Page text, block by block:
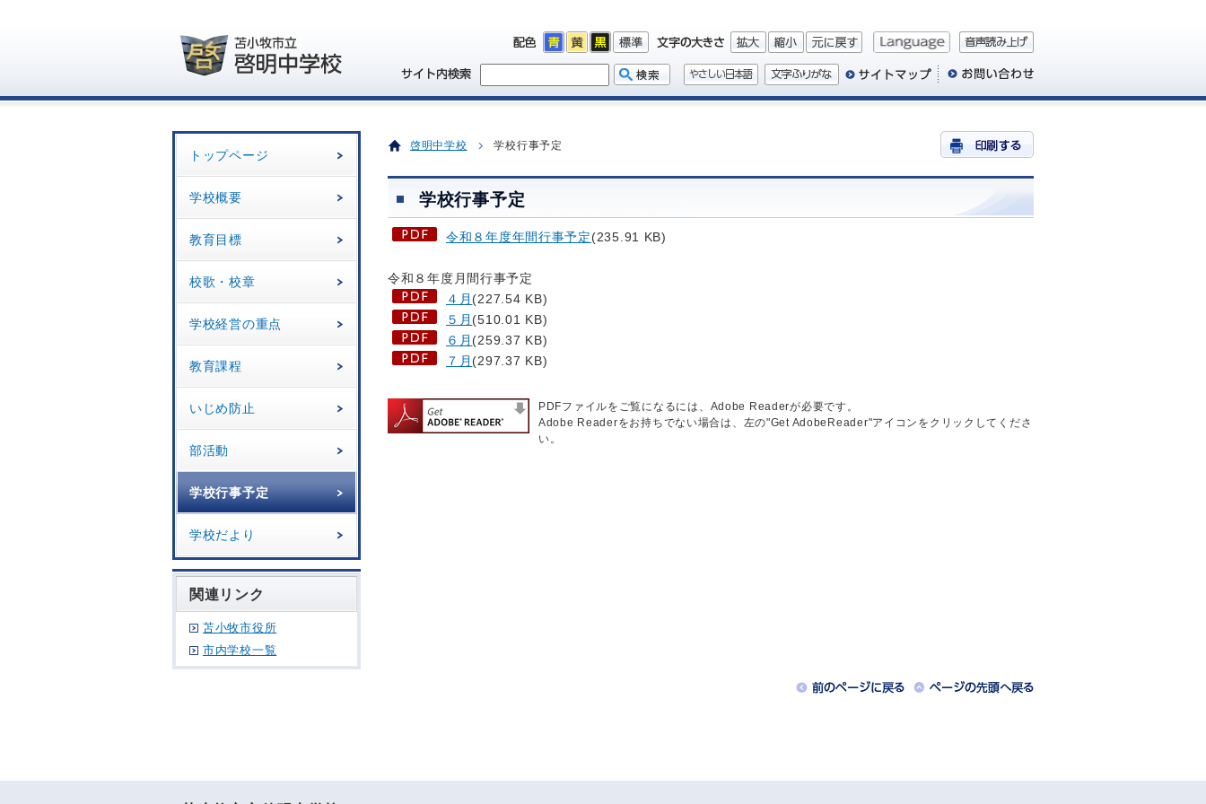
トップページ
学校概要
教育目標
校歌・校章
学校経営の重点
教育課程
いじめ防止
部活動
学校行事予定
学校だより
関連リンク
苫小牧市役所
市内学校一覧
啓明中学校 学校行事予定
学校行事予定
令和８年度年間行事予定(235.91 KB)
令和８年度月間行事予定
４月 (227.54 KB)
５月 (510.01 KB)
６月 (259.37 KB)
７月 (297.37 KB)
PDFファイルをご覧になるには、Adobe Readerが必要です。
Adobe Readerをお持ちでない場合は、左の"Get AdobeReader"アイコンをクリックしてくださ
い。